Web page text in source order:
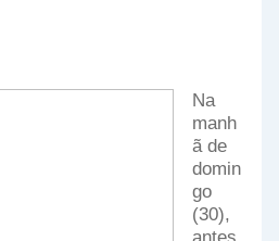
Na
manh
ã de
domin
go
(30),
antes